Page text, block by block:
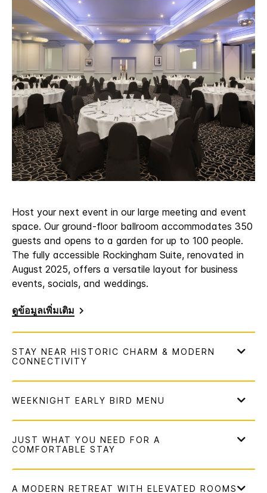
Host your next event in our large meeting and event
space. Our ground-floor ballroom accommodates 350
guests and opens to a garden for up to 100 people.
The fully accessible Rockingham Suite, renovated in
August 2025, offers a versatile layout for business
events, socials, and weddings.
ดูข้อมูลเพิ่มเติม